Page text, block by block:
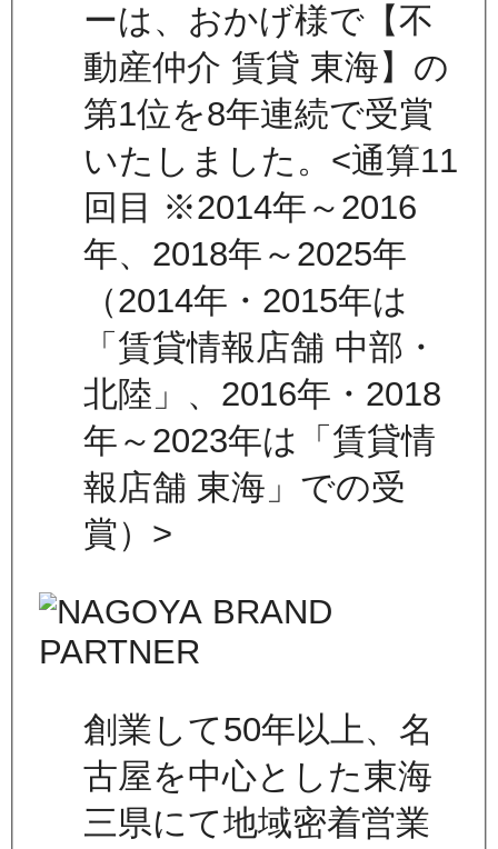
ーは、おかげ様で【不
動産仲介 賃貸 東海】の
第1位を8年連続で受賞
いたしました。<通算11
回目 ※2014年～2016
年、2018年～2025年
（2014年・2015年は
「賃貸情報店舗 中部・
北陸」、2016年・2018
年～2023年は「賃貸情
報店舗 東海」での受
賞）>
創業して50年以上、名
古屋を中心とした東海
三県にて地域密着営業